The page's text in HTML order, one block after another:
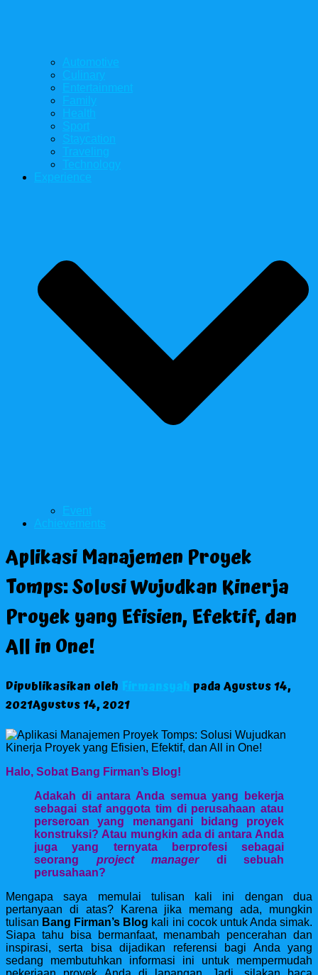
Automotive
Culinary
Entertainment
Family
Health
Sport
Staycation
Traveling
Technology
Experience
Event
Achievements
Aplikasi Manajemen Proyek
Tomps: Solusi Wujudkan Kinerja
Proyek yang Efisien, Efektif, dan
All in One!
Dipublikasikan oleh FirmansyahpadaAgustus 14,
2021Agustus 14, 2021
Halo, Sobat Bang Firman’s Blog!
Adakah di antara Anda semua yang bekerja
sebagai staf anggota tim di perusahaan atau
perseroan yang menangani bidang proyek
konstruksi? Atau mungkin ada di antara Anda
juga yang ternyata berprofesi sebagai
seorang project managerdi sebuah
perusahaan?
Mengapa saya memulai tulisan kali ini dengan dua
pertanyaan di atas? Karena jika memang ada, mungkin
tulisan Bang Firman’s Blog kali ini cocok untuk Anda simak.
Siapa tahu bisa bermanfaat, menambah pencerahan dan
inspirasi, serta bisa dijadikan referensi bagi Anda yang
sedang membutuhkan informasi ini untuk mempermudah